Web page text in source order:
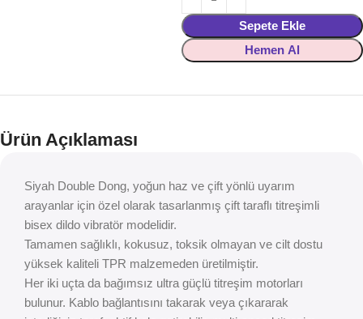
Sepete Ekle
Hemen Al
Ürün Açıklaması
Siyah Double Dong, yoğun haz ve çift yönlü uyarım
arayanlar için özel olarak tasarlanmış çift taraflı titreşimli
bisex dildo vibratör modelidir.
Tamamen sağlıklı, kokusuz, toksik olmayan ve cilt dostu
yüksek kaliteli TPR malzemeden üretilmiştir.
Her iki uçta da bağımsız ultra güçlü titreşim motorları
bulunur. Kablo bağlantısını takarak veya çıkararak